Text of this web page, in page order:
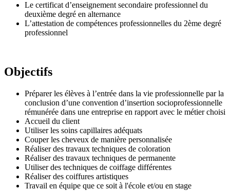
Le certificat d’enseignement secondaire professionnel du
deuxième degré en alternance
L’attestation de compétences professionnelles du 2ème degré
professionnel
Objectifs
Préparer les élèves à l’entrée dans la vie professionnelle par la
conclusion d’une convention d’insertion socioprofessionnelle
rémunérée dans une entreprise en rapport avec le métier choisi
Accueil du client
Utiliser les soins capillaires adéquats
Couper les cheveux de manière personnalisée
Réaliser des travaux techniques de coloration
Réaliser des travaux techniques de permanente
Utiliser des techniques de coiffage différentes
Réaliser des coiffures artistiques
Travail en équipe que ce soit à l'école et/ou en stage